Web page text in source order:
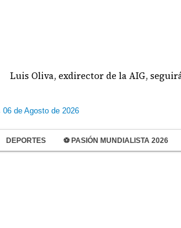
Oliva, exdirector de la AIG, seguirá en
06 de Agosto de 2026
DEPORTES ⚽ PASIÓN MUNDIALISTA 2026